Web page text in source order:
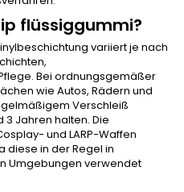
flüssiggummi?
variiert je nach
Bei ordnungsgemäßer
wie Autos, Rädern und
Verschleiß
3 Jahren halten. Die
und LARP-Waffen
diese in der Regel in
Umgebungen verwendet